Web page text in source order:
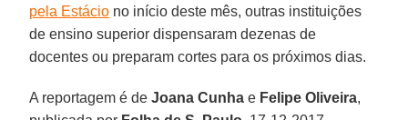
pela Estácio no início deste mês, outras instituições
de ensino superior dispensaram dezenas de
docentes ou preparam cortes para os próximos dias.
A reportagem é deJoana Cunha e Felipe Oliveira,